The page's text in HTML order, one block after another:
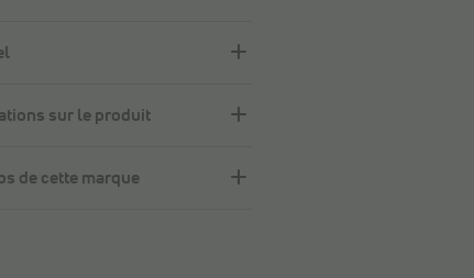
sur le produit
de cette marque